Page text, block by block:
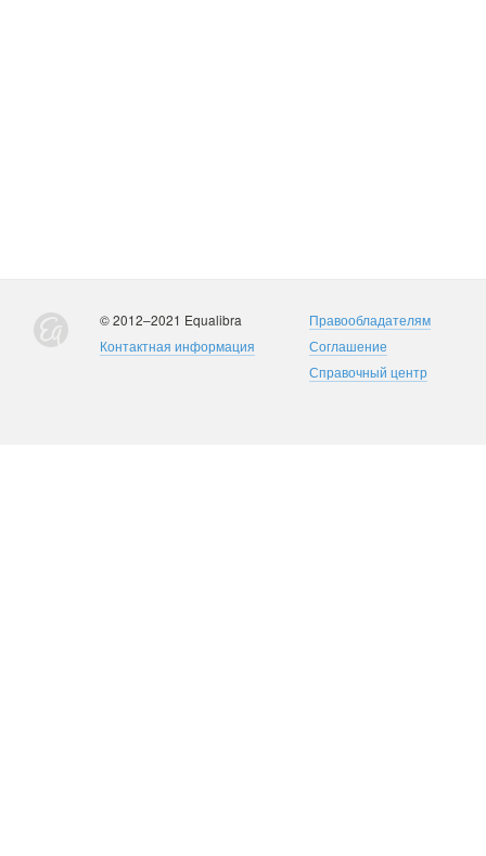
© 2012–2021 Equalibra
Контактная информация
Правообладателям
Соглашение
Справочный центр